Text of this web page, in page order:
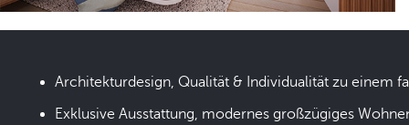
Architekturdesign, Qualität & Individualität zu einem
Exklusive Ausstattung, modernes großzügiges